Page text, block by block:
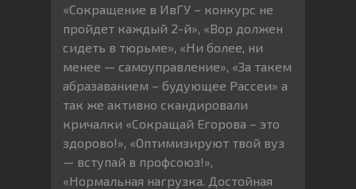
«Сокращение в ИвГУ – конкурс не
пройдет каждый 2-й», «Вор должен
сидеть в тюрьме», «Ни более, ни
менее — самоуправление», «За такем
абразаванием – будующее Рассеи» а
так же активно скандировали
кричалки «Сокращай Егорова – это
здорово!», «Оптимизируют твой вуз
— вступай в профсоюз!»,
«Нормальная нагрузка. Достойная